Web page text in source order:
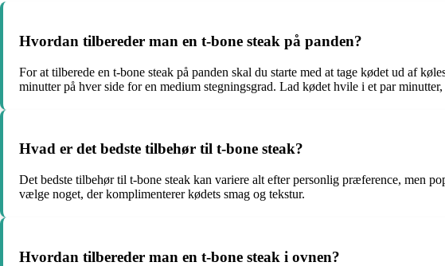
Hvordan tilbereder man en t-bone steak på panden?
For at tilberede en t-bone steak på panden skal du starte med at tage kødet ud af
minutter på hver side for en medium stegningsgrad. Lad kødet hvile i et par
Hvad er det bedste tilbehør til t-bone steak?
Det bedste tilbehør til t-bone steak kan variere alt efter personlig præference, men
vælge noget, der komplimenterer kødets smag og tekstur.
Hvordan tilbereder man en t-bone steak i ovnen?